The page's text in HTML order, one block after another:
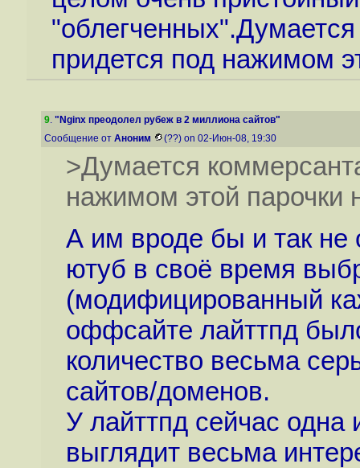
придется под нажимом
9. "Nginx преодолел рубеж в 2 миллиона сайтов"
Сообщение от Аноним (??) on 02-Июн-08, 19:30
>Думается
нажимом этой парочки
А им вроде бы и так не
ютуб в своё время
(модифицированный
оффсайте лайттпд
количество весьма
сайтов/доменов.
У лайттпд сейчас
выглядит весьма